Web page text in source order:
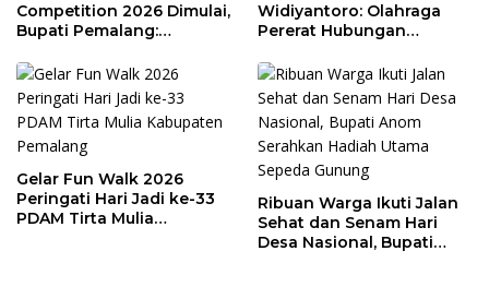
Competition 2026 Dimulai,
Bupati Pemalang:
Melaju
Widiyantoro: Olahraga
Pererat Hubungan
Gelar Fun Walk 2026
Peringati Hari Jadi ke-33
PDAM Tirta Mulia
Ribuan Warga Ikuti Jalan
Sehat dan Senam Hari
Desa Nasional, Bupati